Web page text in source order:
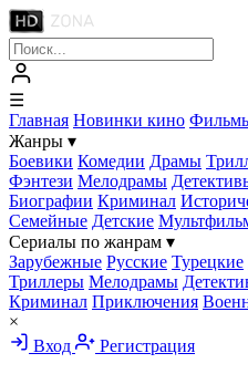
☰
Главная Новинки кино
Жанры ▾
Боевики Комедии Драмы
Фэнтези Мелодрамы
Биографии Криминал
Семейные Детские
Сериалы по жанрам ▾
Зарубежные Русские Турецкие
Триллеры Мелодрамы
Криминал Приключения
×
Вход
Регистрация